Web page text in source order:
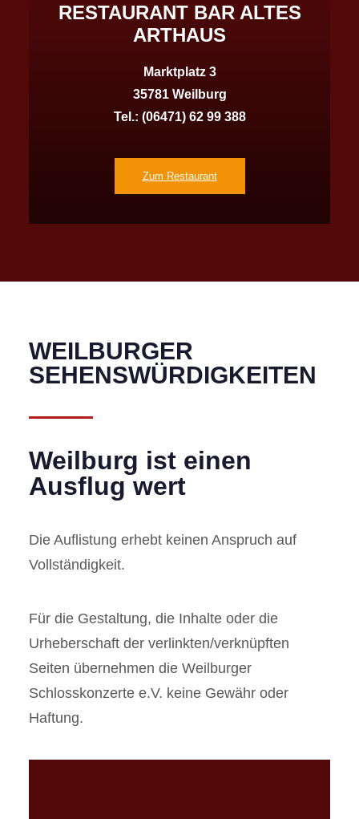
RESTAURANT BAR ALTES
ARTHAUS
Marktplatz 3
35781 Weilburg
Tel.: (06471) 62 99 388
Zum Restaurant
WEILBURGER
SEHENSWÜRDIG­KEITEN
Weilburg ist einen
Ausflug wert
Die Auflistung erhebt keinen Anspruch auf
Vollständigkeit.
Für die Gestaltung, die Inhalte oder die
Urheberschaft der verlinkten/verknüpften
Seiten übernehmen die Weilburger
Schlosskonzerte e.V. keine Gewähr oder
Haftung.